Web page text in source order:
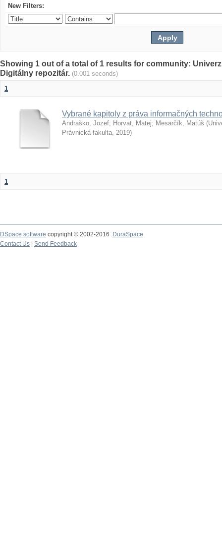
New Filters:
Showing 1 out of a total of 1 results for community:
Digitálny repozitár. (0.001 seconds)
1
Vybrané kapitoly z práva informačných
Andraško, Jozef; Horvat, Matej; Mesarčík, Matúš (
Právnická fakulta, 2019)
1
DSpace software copyright © 2002-2016
DuraSpace
Contact Us
Send Feedback